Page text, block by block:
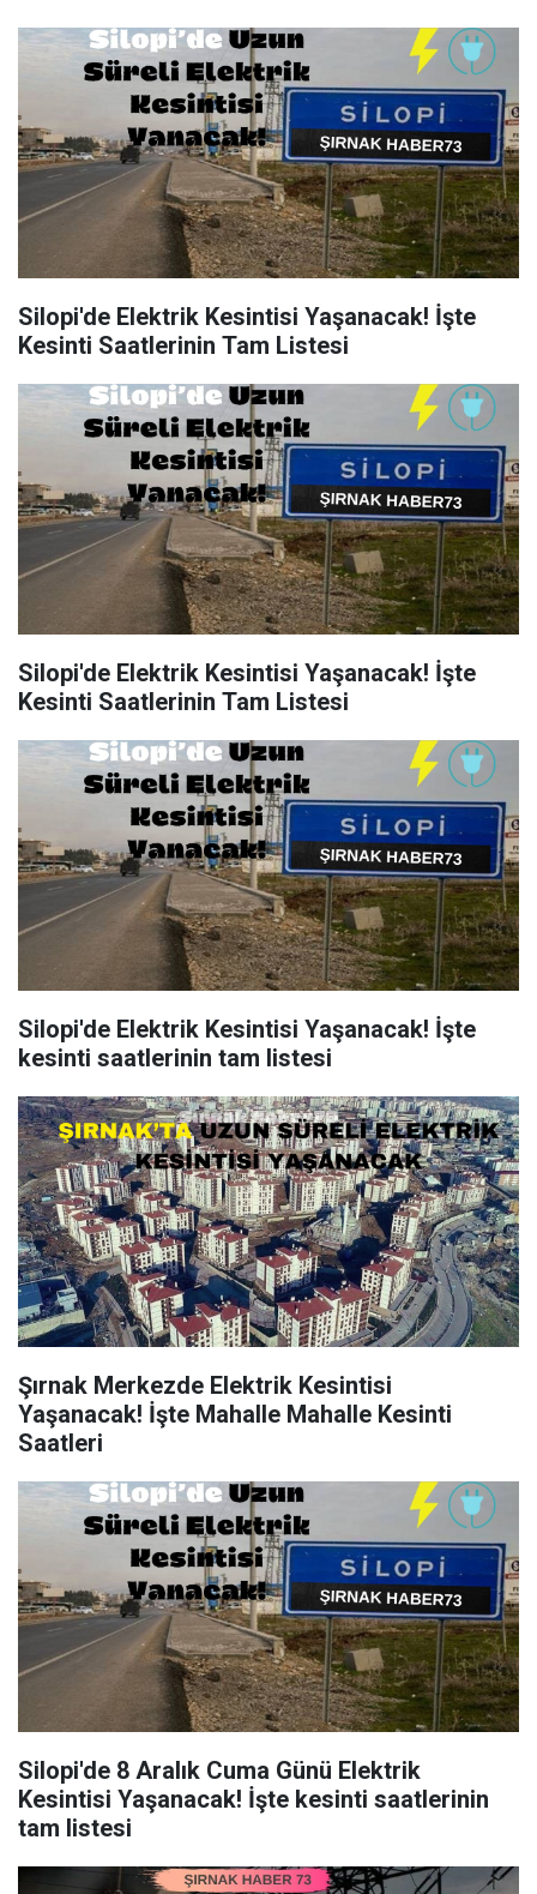
Silopi'de Elektrik Kesintisi Yaşanacak! İşte
Kesinti Saatlerinin Tam Listesi
Silopi'de Elektrik Kesintisi Yaşanacak! İşte
Kesinti Saatlerinin Tam Listesi
Silopi'de Elektrik Kesintisi Yaşanacak! İşte
kesinti saatlerinin tam listesi
Şırnak Merkezde Elektrik Kesintisi
Yaşanacak! İşte Mahalle Mahalle Kesinti
Saatleri
Silopi'de 8 Aralık Cuma Günü Elektrik
Kesintisi Yaşanacak! İşte kesinti saatlerinin
tam listesi